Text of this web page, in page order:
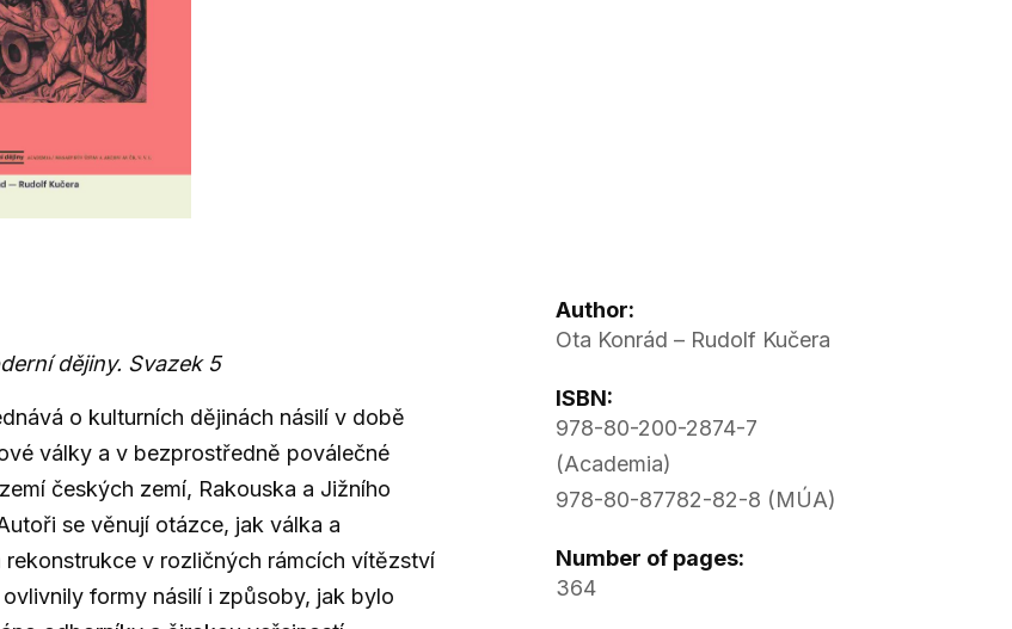
dějiny. Svazek 5
o kulturních dějinách násilí v době
války a v bezprostředně poválečné
českých zemí, Rakouska a Jižního
se věnují otázce, jak válka a
rekonstrukce v rozličných rámcích vítězství
formy násilí i způsoby, jak bylo
Author:
Ota Konrád – Rudolf Kučera
ISBN:
978-80-200-2874-7
(Academia)
978-80-87782-82-8 (MÚA)
Number of pages:
364